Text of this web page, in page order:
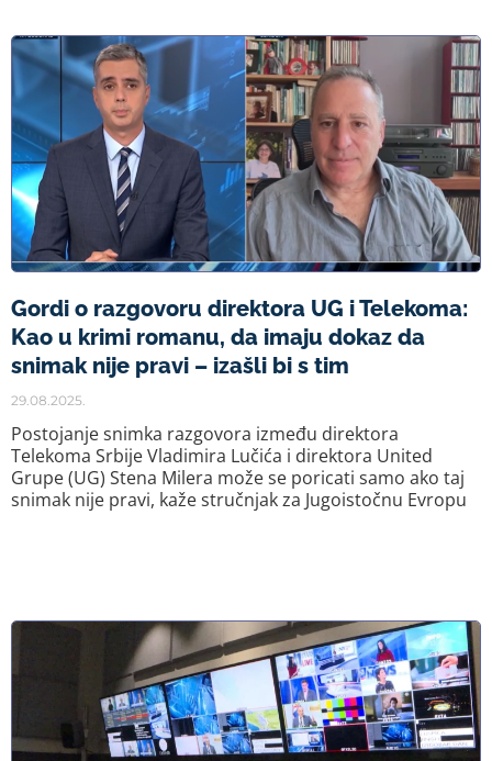
Gordi o razgovoru direktora UG i Telekoma:
Kao u krimi romanu, da imaju dokaz da
snimak nije pravi – izašli bi s tim
29.08.2025.
Postojanje snimka razgovora između direktora
Telekoma Srbije Vladimira Lučića i direktora United
Grupe (UG) Stena Milera može se poricati samo ako taj
snimak nije pravi, kaže stručnjak za Jugoistočnu Evropu